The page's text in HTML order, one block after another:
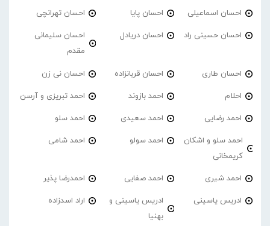
احسان اسماعیلی احسان پایا احسان تهرانچی
احسان حسینی راد احسان دریادل
احسان سلیمانی
مقدم
احسان طاری احسان قربانزاده احسان نی زن
احلام احمد بازوند احمد تبریزی و آرسن
احمد‌ رضایی احمد سعیدی احمد سلو
احمد سلو و اشکان
کریمخانی
احمد سولو احمد شامی
احمد شیری احمد صفایی احمدرضا پذیر
ادریس یاسینی
ادریس یاسینی و
بهنیا
اراد اسدزاده